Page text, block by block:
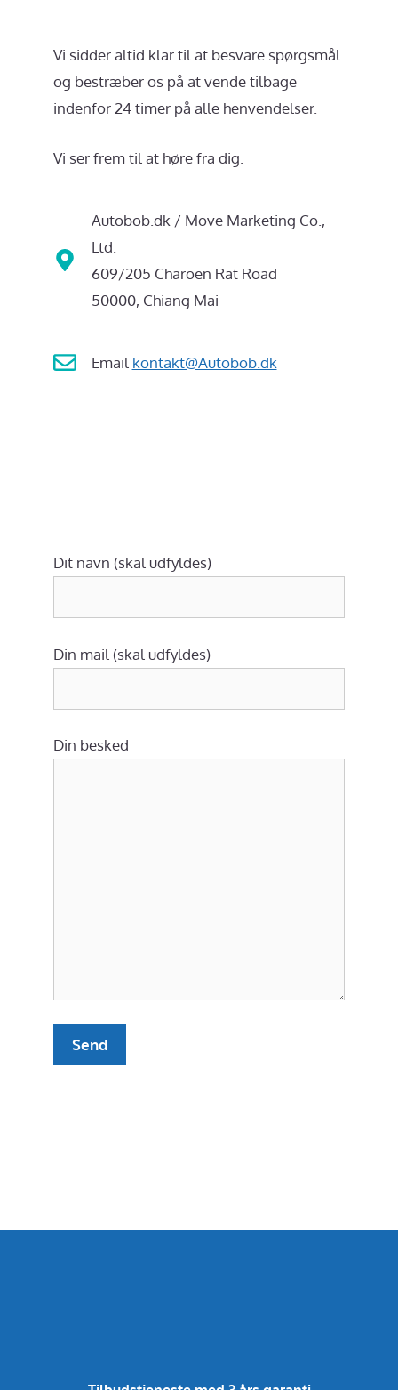
Vi sidder altid klar til at besvare spørgsmål
og bestræber os på at vende tilbage
indenfor 24 timer på alle henvendelser.
Vi ser frem til at høre fra dig.
Autobob.dk / Move Marketing Co.,
Ltd.
609/205 Charoen Rat Road
50000, Chiang Mai
Email kontakt@Autobob.dk
Dit navn (skal udfyldes)
Din mail (skal udfyldes)
Din besked